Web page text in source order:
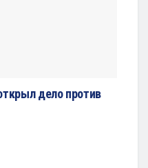
дело против